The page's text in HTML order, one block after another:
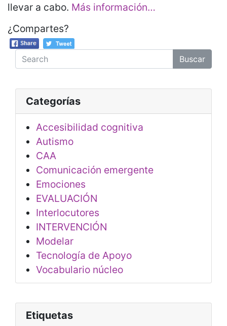
llevar a cabo. Más información…
¿Compartes?
Buscar
Categorías
Accesibilidad cognitiva
Autismo
CAA
Comunicación emergente
Emociones
EVALUACIÓN
Interlocutores
INTERVENCIÓN
Modelar
Tecnología de Apoyo
Vocabulario núcleo
Etiquetas